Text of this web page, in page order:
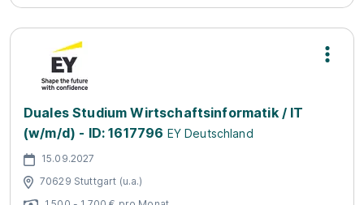
Duales Studium Wirtschaftsinformatik / IT
(w/m/d) - ID: 1617796 EY Deutschland
15.09.2027
70629 Stuttgart (u.a.)